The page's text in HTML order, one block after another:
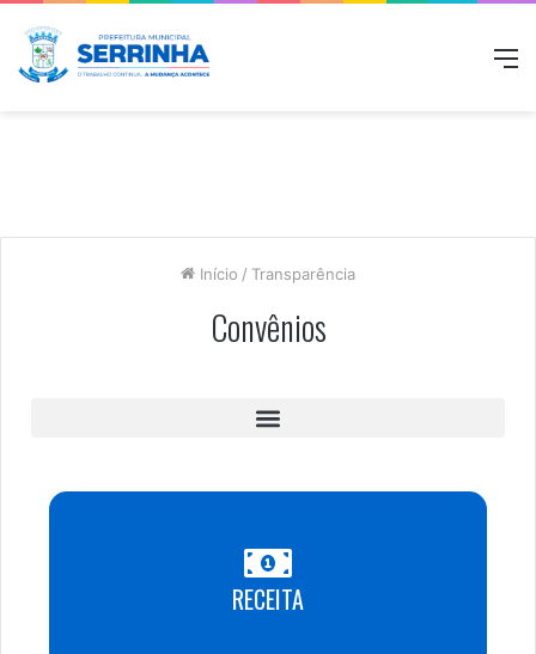
Início / Transparência
Convênios
RECEITA